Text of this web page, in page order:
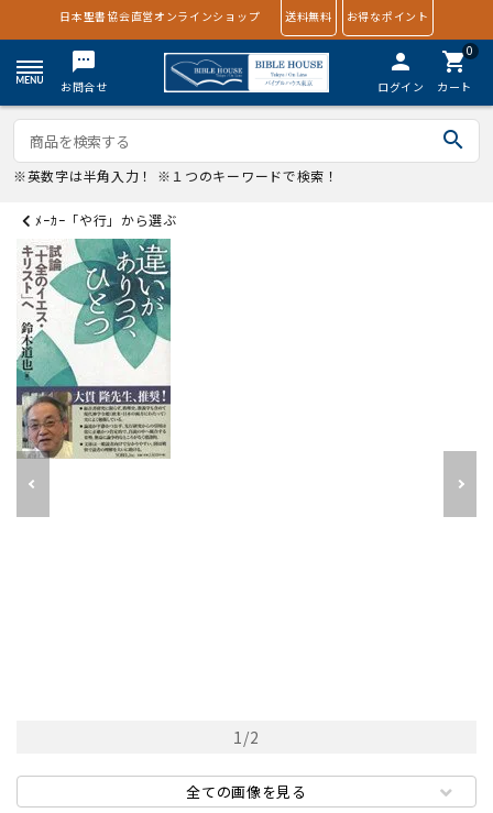
日本聖書協会直営オンラインショップ 送料無料 お得なポイント
textsms
お問合せ
person
ログイン
0
shopping_cart
カート
search
※英数字は半角入力！ ※１つのキーワードで検索！
ﾒｰｶｰ「や行」から選ぶ
1/2
全ての画像を見る